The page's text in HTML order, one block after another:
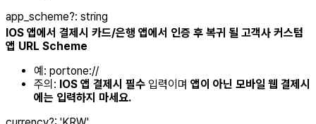
app_scheme?: string
IOS 앱에서 결제시 카드/은행 앱에서 인증 후 복귀 될 고객사 커스텀
앱 URL Scheme
예: portone://
주의: IOS 앱 결제시 필수 입력이며 앱이 아닌 모바일 웹 결제시
에는 입력하지 마세요.